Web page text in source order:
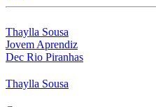
Thaylla Sousa
Jovem Aprendiz
Dec Rio Piranhas
Thaylla Sousa